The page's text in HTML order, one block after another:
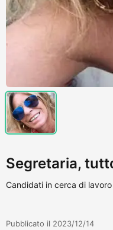
Segretaria,
Candidati in cerca di lavoro
Pubblicato il 2023/12/14